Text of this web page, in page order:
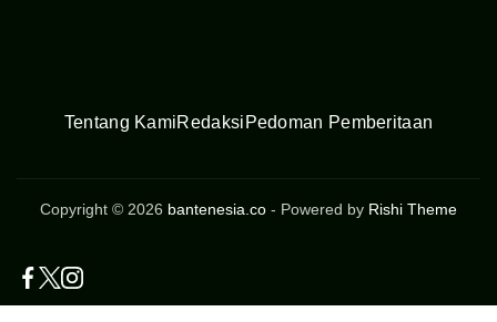
Tentang KamiRedaksi Pedoman Pemberitaan
Copyright © 2026 bantenesia.co - Powered by Rishi Theme